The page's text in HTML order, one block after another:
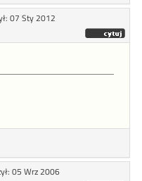
07 Sty 2012
05 Wrz 2006